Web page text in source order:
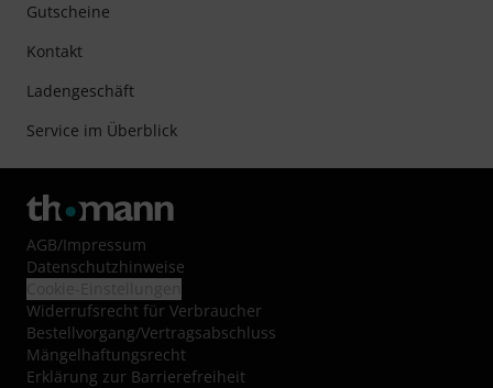
Gutscheine
Kontakt
Ladengeschäft
Service im Überblick
AGB/Impressum
Datenschutzhinweise
Widerrufsrecht für Verbraucher
Bestellvorgang/Vertragsabschluss
Mängelhaftungsrecht
Erklärung zur Barrierefreiheit